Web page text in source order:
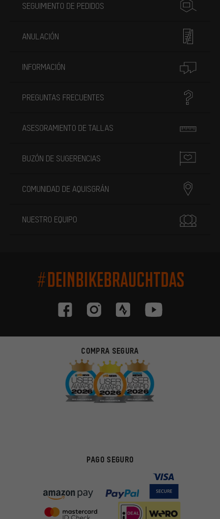
SEGUIMIENTO DE PEDIDOS
ANULACIÓN
INFORMACIÓN
PREGUNTAS FRECUENTES
ASESORAMIENTO DE TALLAS
BUZÓN DE SUGERENCIAS
COMUNIDAD DE AQUISGRÁN
NUESTRO EQUIPO
#DEINBIKEBRAUCHTDAS
COMPRA SEGURA
PAGO SEGURO